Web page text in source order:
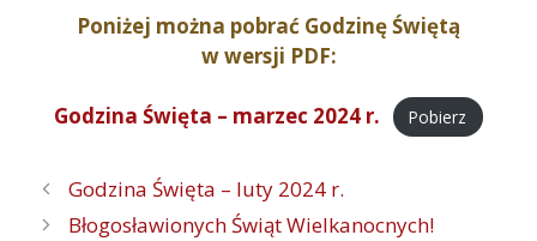
Poniżej można pobrać Godzinę Świętą
w wersji PDF:
Godzina Święta – marzec 2024 r. Pobierz
Nawigacja
wpisu
Godzina Święta – luty 2024 r.
Błogosławionych Świąt Wielkanocnych!